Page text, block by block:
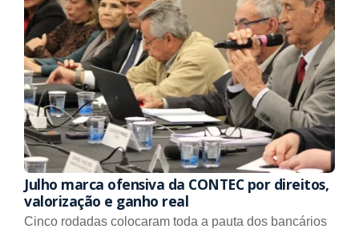
Julho marca ofensiva da CONTEC por direitos,
valorização e ganho real
Cinco rodadas colocaram toda a pauta dos bancários